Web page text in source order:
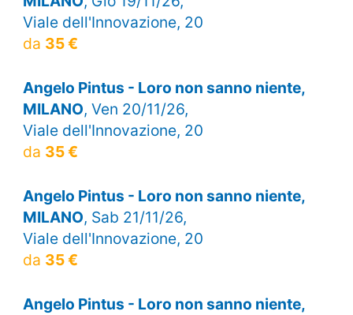
Viale dell'Innovazione, 20
da 35 €
Angelo Pintus - Loro non sanno niente,
MILANO, Ven 20/11/26,
Viale dell'Innovazione, 20
da 35 €
Angelo Pintus - Loro non sanno niente,
MILANO, Sab 21/11/26,
Viale dell'Innovazione, 20
da 35 €
Angelo Pintus - Loro non sanno niente,